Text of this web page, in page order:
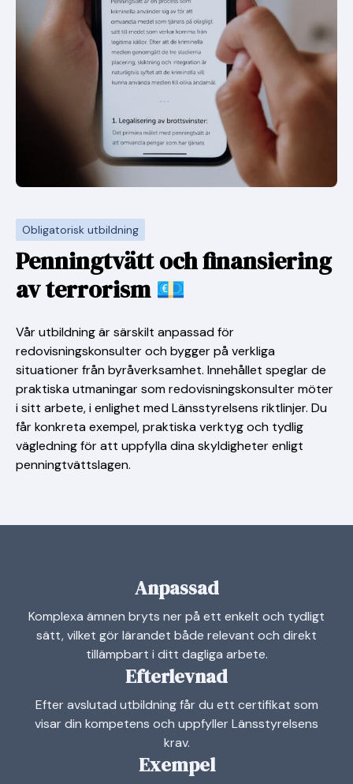
Obligatorisk utbildning
Penningtvätt och finansiering
av terrorism 💶
Vår utbildning är särskilt anpassad för
redovisningskonsulter och bygger på verkliga
situationer från byråverksamhet. Innehållet speglar de
praktiska utmaningar som redovisningskonsulter möter
i sitt arbete, i enlighet med Länsstyrelsens riktlinjer. Du
får konkreta exempel, praktiska verktyg och tydlig
vägledning för att uppfylla dina skyldigheter enligt
penningtvättslagen.
Anpassad
Komplexa ämnen bryts ner på ett enkelt och tydligt
sätt, vilket gör lärandet både relevant och direkt
tillämpbart i ditt dagliga arbete.
Efterlevnad
Efter avslutad utbildning får du ett certifikat som
visar din kompetens och uppfyller Länsstyrelsens
krav.
Exempel